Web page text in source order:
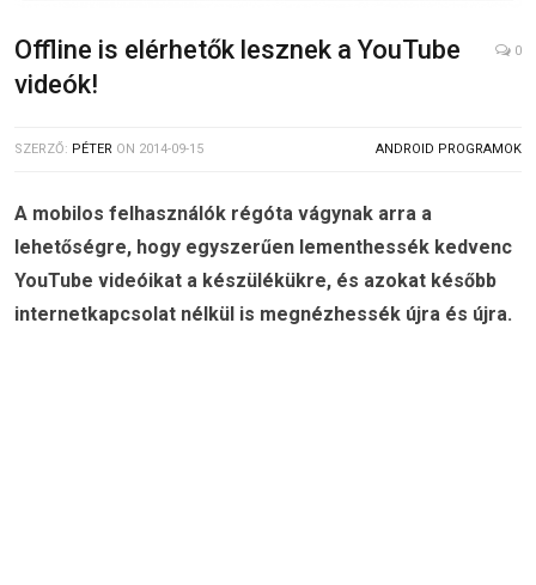
Offline is elérhetők lesznek a YouTube
videók!
0
SZERZŐ: PÉTER ON 2014-09-15 ANDROID PROGRAMOK
A mobilos felhasználók régóta vágynak arra a
lehetőségre, hogy egyszerűen lementhessék kedvenc
YouTube videóikat a készülékükre, és azokat később
internetkapcsolat nélkül is megnézhessék újra és újra.